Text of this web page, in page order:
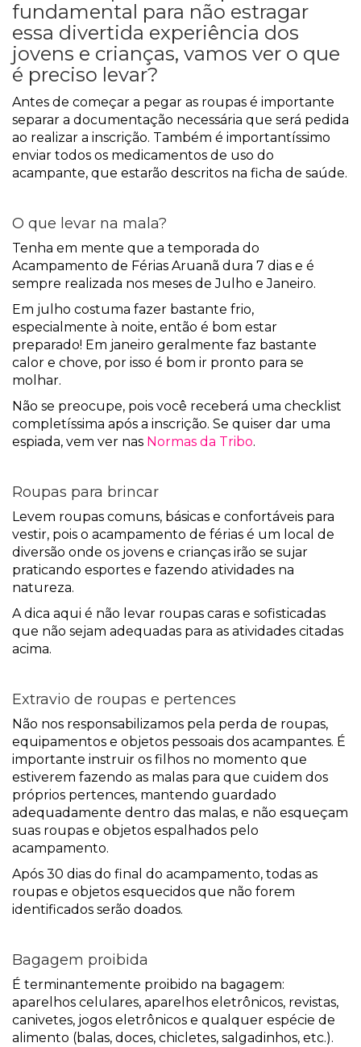
fundamental para não estragar
essa divertida experiência dos
jovens e crianças, vamos ver o que
é preciso levar?
Antes de começar a pegar as roupas é importante
separar a documentação necessária que será pedida
ao realizar a inscrição. Também é importantíssimo
enviar todos os medicamentos de uso do
acampante, que estarão descritos na ficha de saúde.
O que levar na mala?
Tenha em mente que a temporada do
Acampamento de Férias Aruanã dura 7 dias e é
sempre realizada nos meses de Julho e Janeiro.
Em julho costuma fazer bastante frio,
especialmente à noite, então é bom estar
preparado! Em janeiro geralmente faz bastante
calor e chove, por isso é bom ir pronto para se
molhar.
Não se preocupe, pois você receberá uma checklist
completíssima após a inscrição. Se quiser dar uma
espiada, vem ver nas Normas da Tribo.
Roupas para brincar
Levem roupas comuns, básicas e confortáveis para
vestir, pois o acampamento de férias é um local de
diversão onde os jovens e crianças irão se sujar
praticando esportes e fazendo atividades na
natureza.
A dica aqui é não levar roupas caras e sofisticadas
que não sejam adequadas para as atividades citadas
acima.
Extravio de roupas e pertences
Não nos responsabilizamos pela perda de roupas,
equipamentos e objetos pessoais dos acampantes. É
importante instruir os filhos no momento que
estiverem fazendo as malas para que cuidem dos
próprios pertences, mantendo guardado
adequadamente dentro das malas, e não esqueçam
suas roupas e objetos espalhados pelo
acampamento.
Após 30 dias do final do acampamento, todas as
roupas e objetos esquecidos que não forem
identificados serão doados.
Bagagem proibida
É terminantemente proibido na bagagem:
aparelhos celulares, aparelhos eletrônicos, revistas,
canivetes, jogos eletrônicos e qualquer espécie de
alimento (balas, doces, chicletes, salgadinhos, etc.).